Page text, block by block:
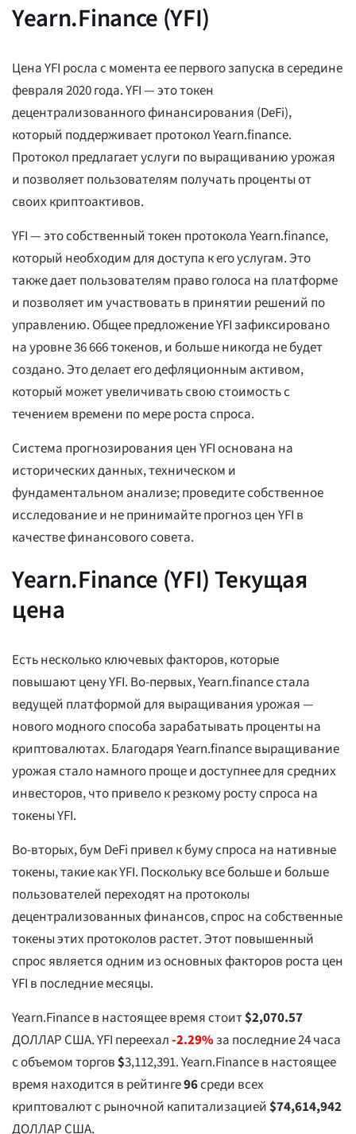
Yearn.Finance (YFI)
Цена YFI росла с момента ее первого запуска в середине
февраля 2020 года. YFI — это токен
децентрализованного финансирования (DeFi),
который поддерживает протокол Yearn.finance.
Протокол предлагает услуги по выращиванию урожая
и позволяет пользователям получать проценты от
своих криптоактивов.
YFI — это собственный токен протокола Yearn.finance,
который необходим для доступа к его услугам. Это
также дает пользователям право голоса на платформе
и позволяет им участвовать в принятии решений по
управлению. Общее предложение YFI зафиксировано
на уровне 36 666 токенов, и больше никогда не будет
создано. Это делает его дефляционным активом,
который может увеличивать свою стоимость с
течением времени по мере роста спроса.
Система прогнозирования цен YFI основана на
исторических данных, техническом и
фундаментальном анализе; проведите собственное
исследование и не принимайте прогноз цен YFI в
качестве финансового совета.
Yearn.Finance (YFI) Текущая
цена
Есть несколько ключевых факторов, которые
повышают цену YFI. Во-первых, Yearn.finance стала
ведущей платформой для выращивания урожая —
нового модного способа зарабатывать проценты на
криптовалютах. Благодаря Yearn.finance выращивание
урожая стало намного проще и доступнее для средних
инвесторов, что привело к резкому росту спроса на
токены YFI.
Во-вторых, бум DeFi привел к буму спроса на нативные
токены, такие как YFI. Поскольку все больше и больше
пользователей переходят на протоколы
децентрализованных финансов, спрос на собственные
токены этих протоколов растет. Этот повышенный
спрос является одним из основных факторов роста цен
YFI в последние месяцы.
Yearn.Finance в настоящее время стоит$2,070.57
ДОЛЛАР США. YFI переехал-2.29%за последние 24 часа
с объемом торгов$3,112,391. Yearn.Finance в настоящее
время находится в рейтинге96среди всех
криптовалют с рыночной капитализацией$74,614,942
ДОЛЛАР США.